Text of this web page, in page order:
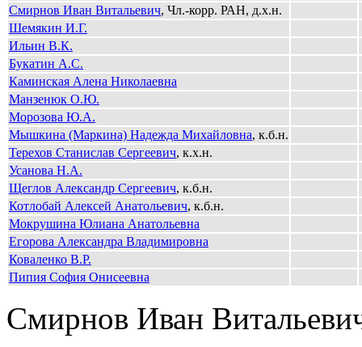
Смирнов Иван Витальевич, Чл.-корр. РАН, д.х.н.
Шемякин И.Г.
Ильин В.К.
Букатин А.С.
Каминская Алена Николаевна
Манзенюк О.Ю.
Морозова Ю.А.
Мышкина (Маркина) Надежда Михайловна, к.б.н.
Терехов Станислав Сергеевич, к.х.н.
Усанова Н.А.
Щеглов Александр Сергеевич, к.б.н.
Котлобай Алексей Анатольевич, к.б.н.
Мокрушина Юлиана Анатольевна
Егорова Александра Владимировна
Коваленко В.Р.
Пипия София Онисеевна
Смирнов Иван